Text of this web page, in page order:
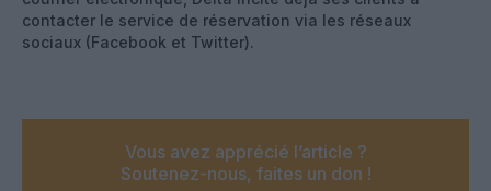
contacter le service de réservation via les réseaux
sociaux (Facebook et Twitter).
Vous avez apprécié l’article ?
Soutenez-nous, faites un don !